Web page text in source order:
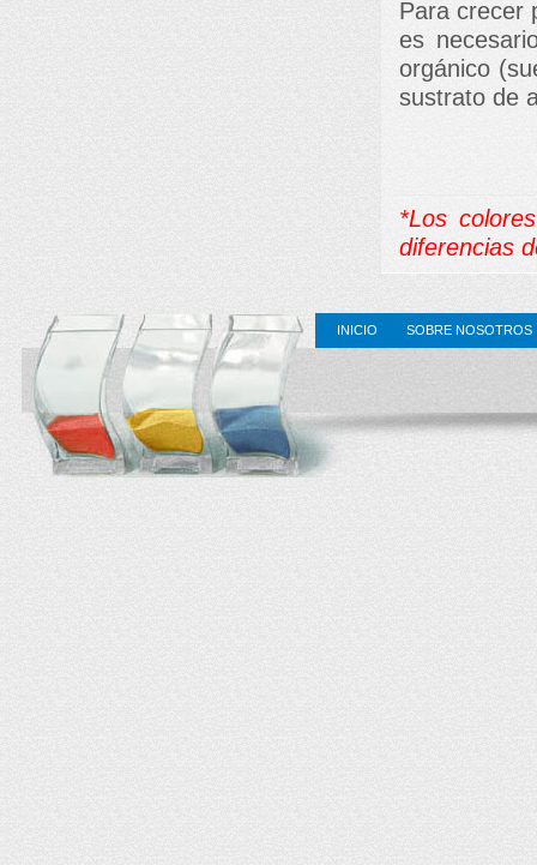
Para crecer
es
orgánico
sustrato de
*Los
diferencias
INICIO SOBRE NOSOTROS